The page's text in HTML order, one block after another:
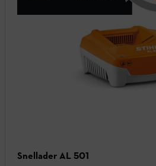
Snellader AL 501